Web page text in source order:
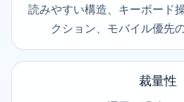
読みやすい構造、キーボード
クション、モバイル優先
裁量性